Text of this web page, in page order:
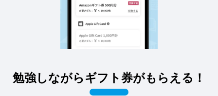
勉強しながらギフト券がもらえる！